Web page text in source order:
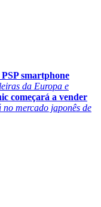
smartphone
da Europa e
começará a vender
no mercado japonês de